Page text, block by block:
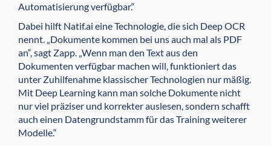
Automatisierung verfügbar.“
Dabei hilft Natif.ai eine Technologie, die sich Deep OCR
nennt. „Dokumente kommen bei uns auch mal als PDF
an“, sagt Zapp. „Wenn man den Text aus den
Dokumenten verfügbar machen will, funktioniert das
unter Zuhilfenahme klassischer Technologien nur mäßig.
Mit Deep Learning kann man solche Dokumente nicht
nur viel prä­ziser und korrekter auslesen, sondern schafft
auch einen Datengrundstamm für das Training weiterer
Modelle.“